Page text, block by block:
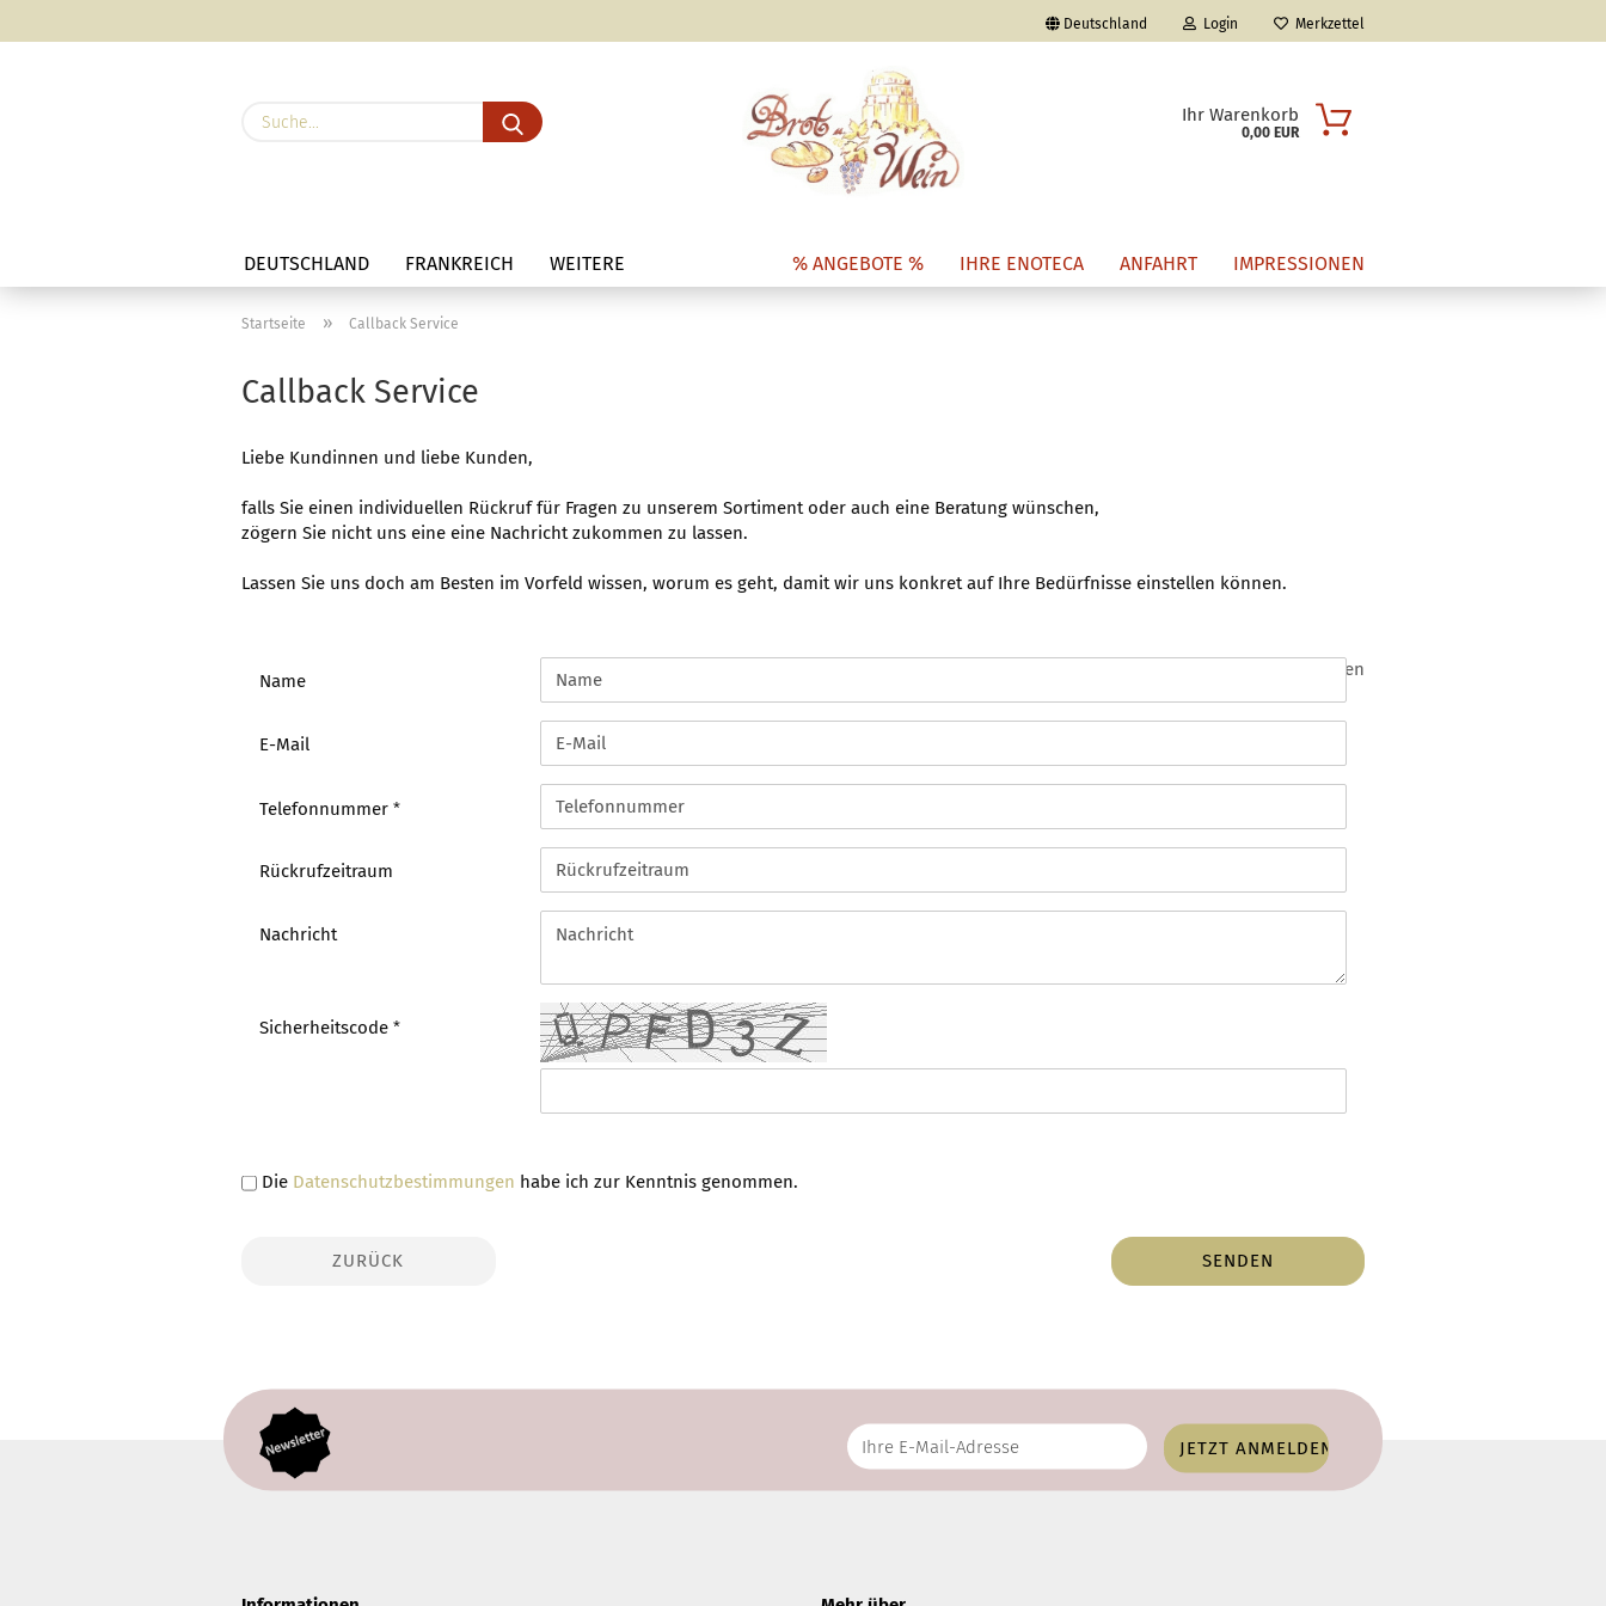
Deutschland
Lieferland
Login
E-Mail
Merkzettel
Suche... Ihr Warenkorb
0,00 EUR
DEUTSCHLAND FRANKREICH % ANGEBOTE % IHRE ENOTECA ANFAHRT IMPRESSIONEN
WEITERE
Startseite » Callback Service
Callback Service
Liebe Kundinnen und liebe Kunden,
falls Sie einen individuellen Rückruf für Fragen zu unserem Sortiment oder auch eine Beratung wünschen,
zögern Sie nicht uns eine eine Nachricht zukommen zu lassen.
Lassen Sie uns doch am Besten im Vorfeld wissen, worum es geht, damit wir uns konkret auf Ihre Bedürfnisse einstellen können.
SERVICE
* notwendige Angaben
Name
E-Mail
Telefonnummer
Rückrufzeitraum
Nachricht
Sicherheitscode
DATENSCHUTZBESTIMMUNGEN
Die Datenschutzbestimmungen habe ich zur Kenntnis genommen.
ZURÜCK SENDEN